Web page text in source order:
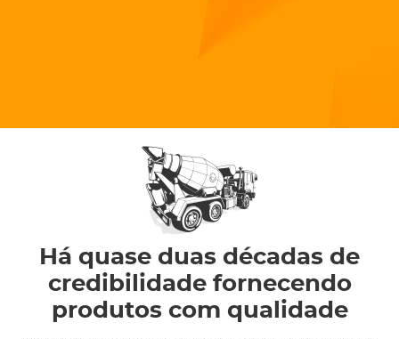
Há quase duas décadas de
credibilidade fornecendo
produtos com qualidade